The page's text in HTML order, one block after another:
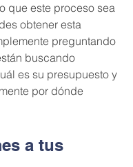
que este proceso sea
obtener esta
preguntando
buscando
es su presupuesto y
por dónde
a tus